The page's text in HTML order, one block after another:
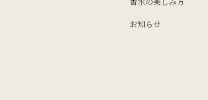
お知らせ